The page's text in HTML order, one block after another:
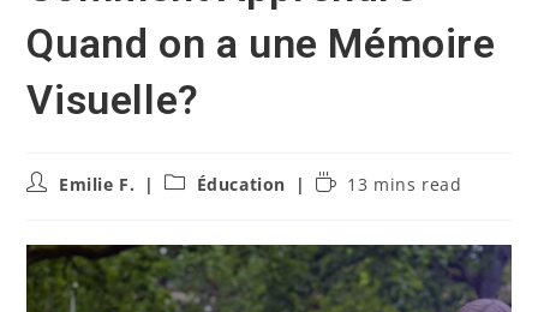
Quand on a une Mémoire
Visuelle?
Emilie F. Éducation 13 mins read